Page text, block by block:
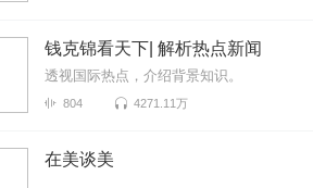
钱克锦看天下| 解析热点新闻
透视国际热点，介绍背景知识。
804 4271.11万
在美谈美